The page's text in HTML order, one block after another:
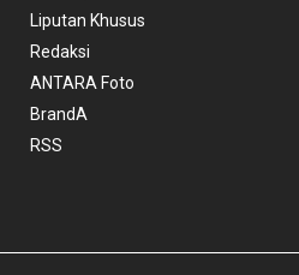
Liputan Khusus
Redaksi
ANTARA Foto
BrandA
RSS